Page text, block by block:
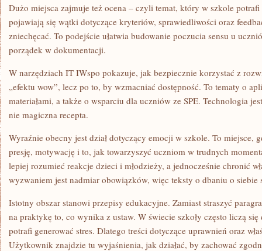
Dużo miejsca zajmuje też ocena – czyli temat, który w szkole
pojawiają się wątki dotyczące kryteriów, sprawiedliwości oraz
zniechęcać. To podejście ułatwia budowanie poczucia sensu u
porządek w dokumentacji.
W narzędziach IT IWspo pokazuje, jak bezpiecznie korzystać z
„efektu wow”, lecz po to, by wzmacniać dostępność. To tematy o
materiałami, a także o wsparciu dla uczniów ze SPE. Technologia
nie magiczna recepta.
Wyraźnie obecny jest dział dotyczący emocji w szkole. To miejsce,
presję, motywację i to, jak towarzyszyć uczniom w trudnych
lepiej rozumieć reakcje dzieci i młodzieży, a jednocześnie chronić
wyzwaniem jest nadmiar obowiązków, więc teksty o dbaniu o siebie
Istotny obszar stanowi przepisy edukacyjne. Zamiast straszyć
na praktykę to, co wynika z ustaw. W świecie szkoły często liczą
potrafi generować stres. Dlatego treści dotyczące uprawnień oraz
Użytkownik znajdzie tu wyjaśnienia, jak działać, by zachować